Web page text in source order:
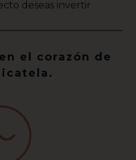
deseas invertir
el corazón de